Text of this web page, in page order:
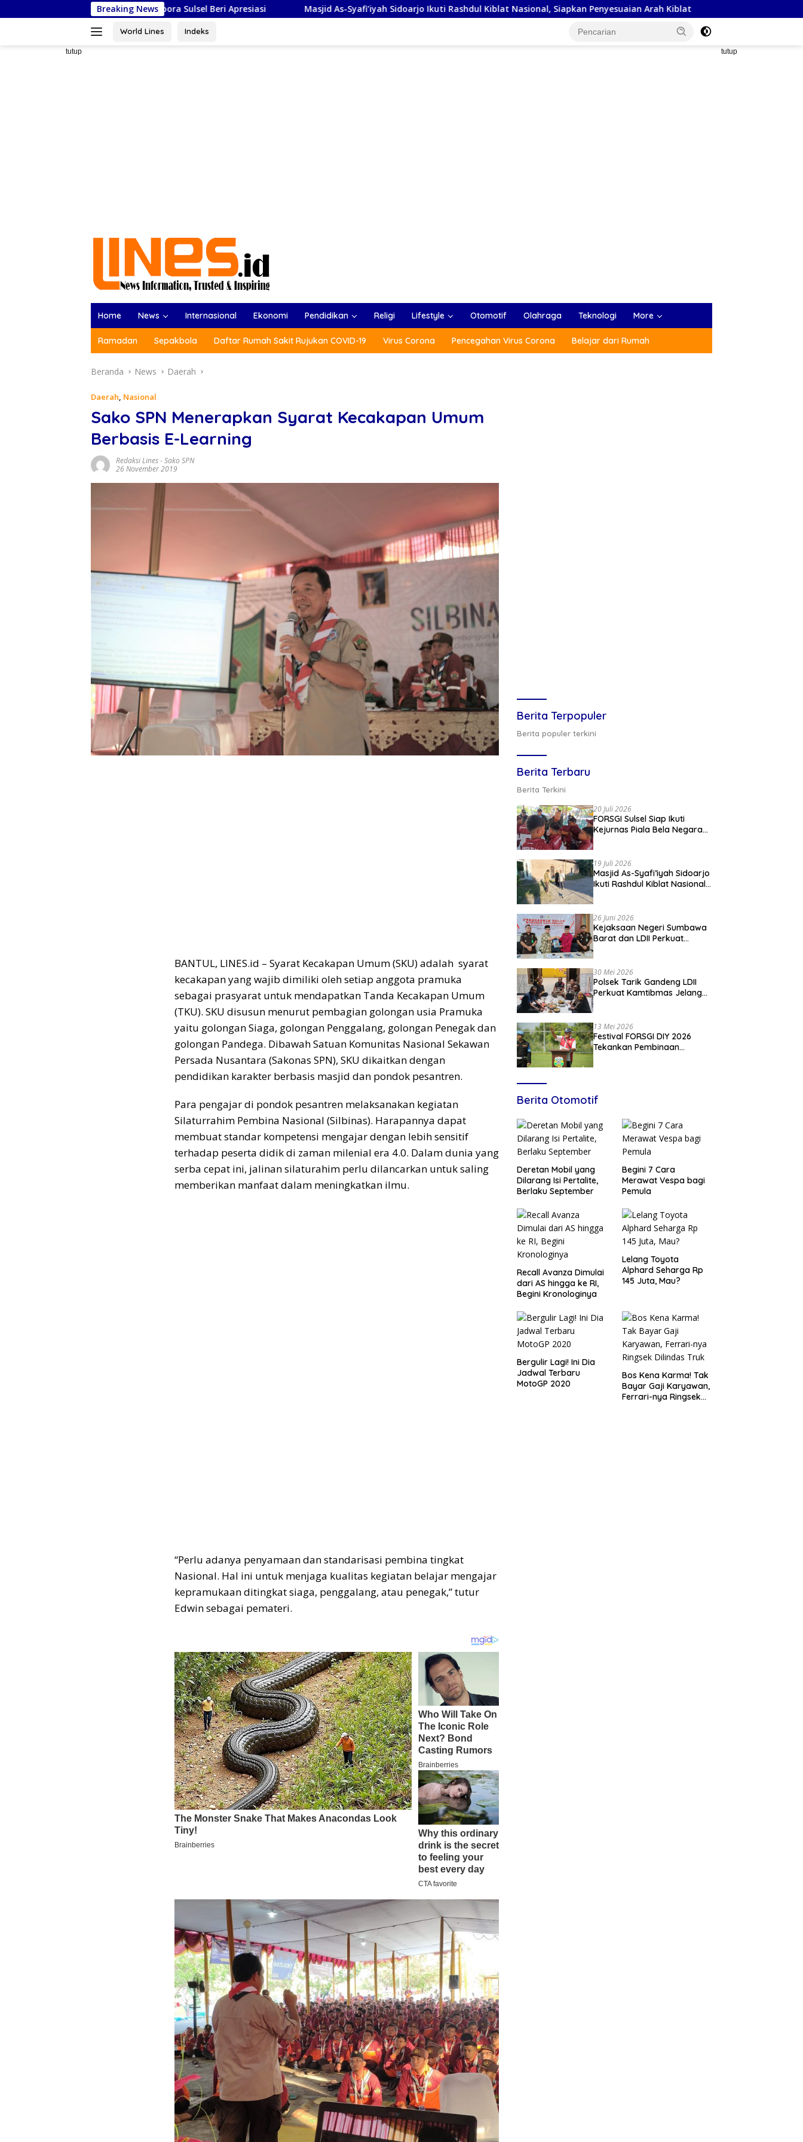
ke
Breaking News
di Jakarta, Kadispora Sulsel Beri Apresiasi Masjid As-Syafi’iyah Sidoarjo Ikuti Rashdul Kiblat Nasional, Siapkan Penyesuaian Arah Kiblat Kejaksaan Negeri Sumbawa Barat
World Lines Indeks
tutup tutup
Home News Internasional Ekonomi Pendidikan Religi Lifestyle Otomotif Olahraga Teknologi More
Ramadan Sepakbola Daftar Rumah Sakit Rujukan COVID-19 Virus Corona Pencegahan Virus Corona Belajar dari Rumah
Beranda News Daerah
Daerah, Nasional
Sako SPN Menerapkan Syarat Kecakapan Umum
Berbasis E-Learning
Redaksi Lines-Sako SPN
26 November 2019
BANTUL, LINES.id – Syarat Kecakapan Umum (SKU) adalah syarat
kecakapan yang wajib dimiliki oleh setiap anggota pramuka
sebagai prasyarat untuk mendapatkan Tanda Kecakapan Umum
(TKU). SKU disusun menurut pembagian golongan usia Pramuka
yaitu golongan Siaga, golongan Penggalang, golongan Penegak dan
golongan Pandega. Dibawah Satuan Komunitas Nasional Sekawan
Persada Nusantara (Sakonas SPN), SKU dikaitkan dengan
pendidikan karakter berbasis masjid dan pondok pesantren.
Para pengajar di pondok pesantren melaksanakan kegiatan
Silaturrahim Pembina Nasional (Silbinas). Harapannya dapat
membuat standar kompetensi mengajar dengan lebih sensitif
terhadap peserta didik di zaman milenial era 4.0. Dalam dunia yang
serba cepat ini, jalinan silaturahim perlu dilancarkan untuk saling
memberikan manfaat dalam meningkatkan ilmu.
“Perlu adanya penyamaan dan standarisasi pembina tingkat
Nasional. Hal ini untuk menjaga kualitas kegiatan belajar mengajar
kepramukaan ditingkat siaga, penggalang, atau penegak,” tutur
Edwin sebagai pemateri.
Berita Terpopuler
Berita populer terkini
Berita Terbaru
Berita Terkini
20 Juli 2026
FORSGI Sulsel Siap Ikuti
Kejurnas Piala Bela Negara
19 Juli 2026
Masjid As-Syafi’iyah Sidoarjo
Ikuti Rashdul Kiblat Nasional,
26 Juni 2026
Kejaksaan Negeri Sumbawa
Barat dan LDII Perkuat
Empat Pilar Kebangsaan
30 Mei 2026
Polsek Tarik Gandeng LDII
Perkuat Kamtibmas Jelang
13 Mei 2026
Festival FORSGI DIY 2026
Tekankan Pembinaan
Berita Otomotif
Deretan Mobil yang
Dilarang Isi Pertalite,
Berlaku September
Begini 7 Cara
Merawat Vespa bagi
Pemula
Recall Avanza Dimulai
dari AS hingga ke RI,
Begini Kronologinya
Lelang Toyota
Alphard Seharga Rp
145 Juta, Mau?
Bergulir Lagi! Ini Dia
Jadwal Terbaru
MotoGP 2020
Bos Kena Karma! Tak
Bayar Gaji Karyawan,
Ferrari-nya Ringsek